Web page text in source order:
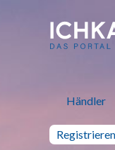
ich kauf
Händler
Registrieren